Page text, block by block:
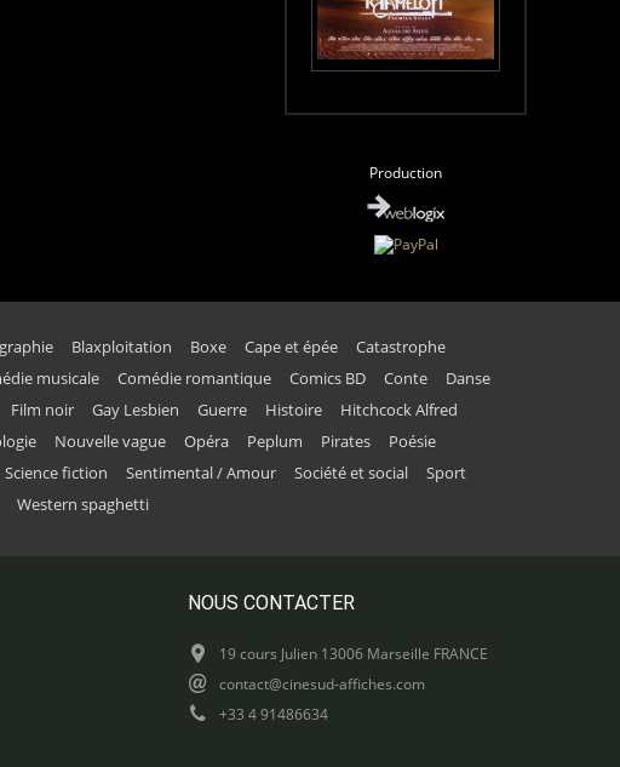
Production
Blaxploitation Boxe Cape et épée
Catastrophe
musicale Comédie romantique Comics BD Conte
Danse
Film noir Gay Lesbien Guerre Histoire
Hitchcock Alfred
Nouvelle vague Opéra Peplum Pirates
Poésie
Science fiction Sentimental / Amour Société et social
Sport
Western spaghetti
NOUS CONTACTER
19 cours Julien 13006 Marseille FRANCE
contact@cinesud-affiches.com
+33 4 91486634